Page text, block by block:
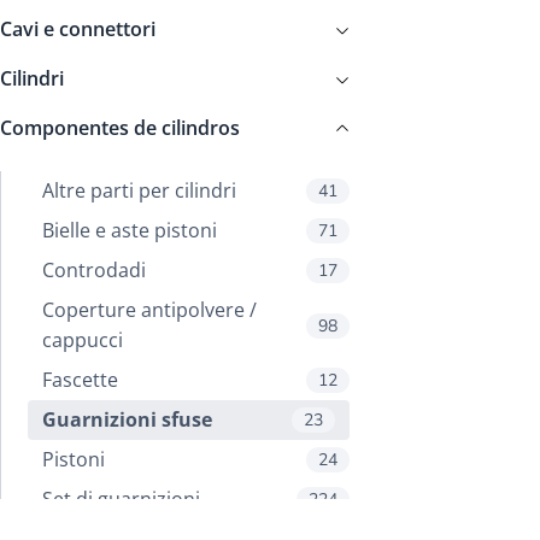
Cavi e connettori
Cilindri
Componentes de cilindros
Altre parti per cilindri 41
Bielle e aste pistoni 71
Controdadi 17
Coperture antipolvere /
cappucci
98
Fascette 12
Guarnizioni sfuse 23
Pistoni 24
Set di guarnizioni 224